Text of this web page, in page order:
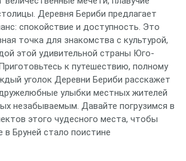
Деревня Бериби предлагает
спокойствие и доступность. Это
точка для знакомства с культурой,
этой удивительной страны Юго-
к путешествию, полному
уголок Деревни Бериби расскажет
улыбки местных жителей
незабываемым. Давайте погрузимся в
этого чудесного места, чтобы
в Бруней стало поистине